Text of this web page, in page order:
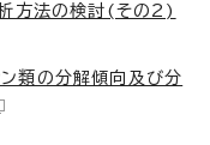
方法の検討(その2)
類の分解傾向及び分